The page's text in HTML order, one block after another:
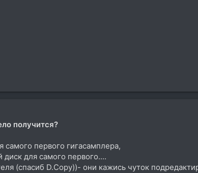
получится?
первого гигасамплера,
для самого первого....
(спасиб D.Copy))- они кажись чуток